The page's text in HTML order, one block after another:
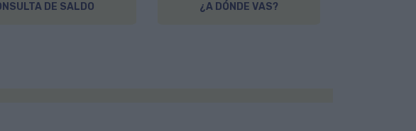
DE SALDO ¿A DÓNDE VAS?